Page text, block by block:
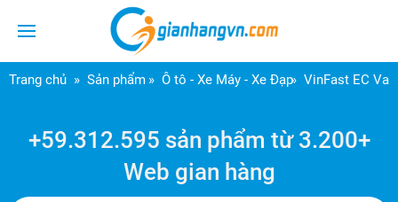
Trang chủ Sản phẩm Ô tô - Xe Máy - Xe Đạp VinFast EC Van
+59.312.595 sản phẩm từ 3.200+
Web gian hàng